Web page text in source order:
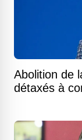
Abolition de
détaxés à